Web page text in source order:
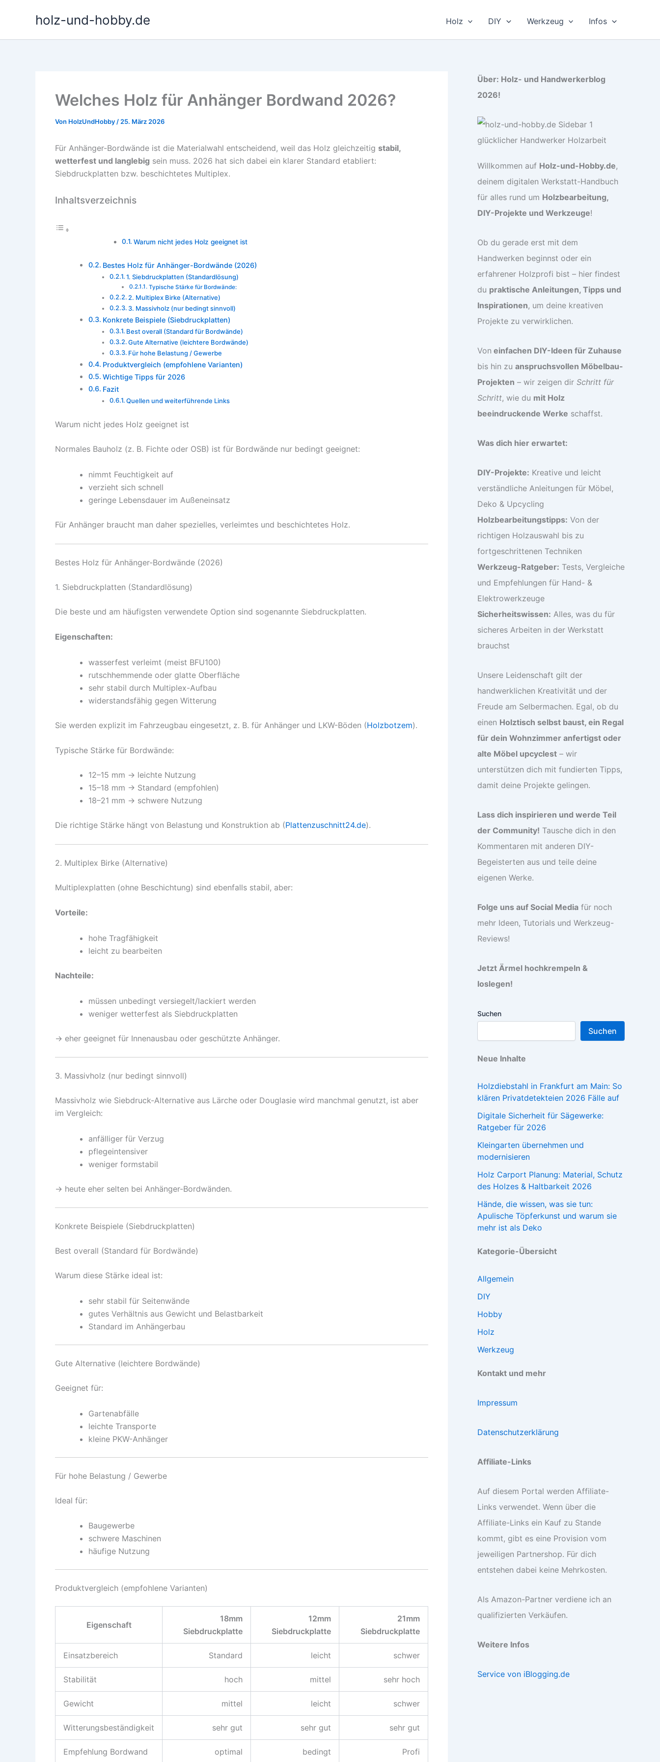
holz-und-hobby.de Holz DIY Werkzeug Infos
Welches Holz für Anhänger Bordwand 2026?
Von HolzUndHobby / 25. März 2026
Für Anhänger-Bordwände ist die Materialwahl entscheidend, weil das Holz gleichzeitig stabil,
wetterfest und langlebig sein muss. 2026 hat sich dabei ein klarer Standard etabliert:
Siebdruckplatten bzw. beschichtetes Multiplex.
Inhaltsverzeichnis
Warum nicht jedes Holz geeignet ist
Bestes Holz für Anhänger-Bordwände (2026)
1. Siebdruckplatten (Standardlösung)
Typische Stärke für Bordwände:
2. Multiplex Birke (Alternative)
3. Massivholz (nur bedingt sinnvoll)
Konkrete Beispiele (Siebdruckplatten)
Best overall (Standard für Bordwände)
Gute Alternative (leichtere Bordwände)
Für hohe Belastung / Gewerbe
Produktvergleich (empfohlene Varianten)
Wichtige Tipps für 2026
Fazit
Quellen und weiterführende Links
Warum nicht jedes Holz geeignet ist
Normales Bauholz (z. B. Fichte oder OSB) ist für Bordwände nur bedingt geeignet:
nimmt Feuchtigkeit auf
verzieht sich schnell
geringe Lebensdauer im Außeneinsatz
Für Anhänger braucht man daher spezielles, verleimtes und beschichtetes Holz.
Bestes Holz für Anhänger-Bordwände (2026)
1. Siebdruckplatten (Standardlösung)
Die beste und am häufigsten verwendete Option sind sogenannte Siebdruckplatten.
Eigenschaften:
wasserfest verleimt (meist BFU100)
rutschhemmende oder glatte Oberfläche
sehr stabil durch Multiplex-Aufbau
widerstandsfähig gegen Witterung
Sie werden explizit im Fahrzeugbau eingesetzt, z. B. für Anhänger und LKW-Böden (Holzbotzem).
Typische Stärke für Bordwände:
12–15 mm → leichte Nutzung
15–18 mm → Standard (empfohlen)
18–21 mm → schwere Nutzung
Die richtige Stärke hängt von Belastung und Konstruktion ab (Plattenzuschnitt24.de).
2. Multiplex Birke (Alternative)
Multiplexplatten (ohne Beschichtung) sind ebenfalls stabil, aber:
Vorteile:
hohe Tragfähigkeit
leicht zu bearbeiten
Nachteile:
müssen unbedingt versiegelt/lackiert werden
weniger wetterfest als Siebdruckplatten
→ eher geeignet für Innenausbau oder geschützte Anhänger.
3. Massivholz (nur bedingt sinnvoll)
Massivholz wie Siebdruck-Alternative aus Lärche oder Douglasie wird manchmal genutzt, ist aber
im Vergleich:
anfälliger für Verzug
pflegeintensiver
weniger formstabil
→ heute eher selten bei Anhänger-Bordwänden.
Konkrete Beispiele (Siebdruckplatten)
Best overall (Standard für Bordwände)
Warum diese Stärke ideal ist:
sehr stabil für Seitenwände
gutes Verhältnis aus Gewicht und Belastbarkeit
Standard im Anhängerbau
Gute Alternative (leichtere Bordwände)
Geeignet für:
Gartenabfälle
leichte Transporte
kleine PKW-Anhänger
Für hohe Belastung / Gewerbe
Ideal für:
Baugewerbe
schwere Maschinen
häufige Nutzung
Produktvergleich (empfohlene Varianten)
Eigenschaft
18mm
Siebdruckplatte
12mm
Siebdruckplatte
21mm
Siebdruckplatte
Einsatzbereich Standard leicht schwer
Stabilität hoch mittel sehr hoch
Gewicht mittel leicht schwer
Witterungsbeständigkeit sehr gut sehr gut sehr gut
Empfehlung Bordwand optimal bedingt Profi
Über: Holz- und Handwerkerblog
2026!
Willkommen auf Holz-und-Hobby.de,
deinem digitalen Werkstatt-Handbuch
für alles rund um Holzbearbeitung,
DIY-Projekte und Werkzeuge!
Ob du gerade erst mit dem
Handwerken beginnst oder ein
erfahrener Holzprofi bist – hier findest
du praktische Anleitungen, Tipps und
Inspirationen, um deine kreativen
Projekte zu verwirklichen.
Von einfachen DIY-Ideen für Zuhause
bis hin zu anspruchsvollen Möbelbau-
Projekten – wir zeigen dir Schritt für
Schritt, wie du mit Holz
beeindruckende Werke schaffst.
Was dich hier erwartet:
DIY-Projekte: Kreative und leicht
verständliche Anleitungen für Möbel,
Deko & Upcycling
Holzbearbeitungstipps: Von der
richtigen Holzauswahl bis zu
fortgeschrittenen Techniken
Werkzeug-Ratgeber: Tests, Vergleiche
und Empfehlungen für Hand- &
Elektrowerkzeuge
Sicherheitswissen: Alles, was du für
sicheres Arbeiten in der Werkstatt
brauchst
Unsere Leidenschaft gilt der
handwerklichen Kreativität und der
Freude am Selbermachen. Egal, ob du
einen Holztisch selbst baust, ein Regal
für dein Wohnzimmer anfertigst oder
alte Möbel upcyclest – wir
unterstützen dich mit fundierten Tipps,
damit deine Projekte gelingen.
Lass dich inspirieren und werde Teil
der Community! Tausche dich in den
Kommentaren mit anderen DIY-
Begeisterten aus und teile deine
eigenen Werke.
Folge uns auf Social Media für noch
mehr Ideen, Tutorials und Werkzeug-
Reviews!
Jetzt Ärmel hochkrempeln &
loslegen!
Suchen
Suchen
Neue Inhalte
Holzdiebstahl in Frankfurt am Main: So
klären Privatdetekteien 2026 Fälle auf
Digitale Sicherheit für Sägewerke:
Ratgeber für 2026
Kleingarten übernehmen und
modernisieren
Holz Carport Planung: Material, Schutz
des Holzes & Haltbarkeit 2026
Hände, die wissen, was sie tun:
Apulische Töpferkunst und warum sie
mehr ist als Deko
Kategorie-Übersicht
Allgemein
DIY
Hobby
Holz
Werkzeug
Kontakt und mehr
Impressum
Datenschutzerklärung
Affiliate-Links
Auf diesem Portal werden Affiliate-
Links verwendet. Wenn über die
Affiliate-Links ein Kauf zu Stande
kommt, gibt es eine Provision vom
jeweiligen Partnershop. Für dich
entstehen dabei keine Mehrkosten.
Als Amazon-Partner verdiene ich an
qualifizierten Verkäufen.
Weitere Infos
Service von iBlogging.de